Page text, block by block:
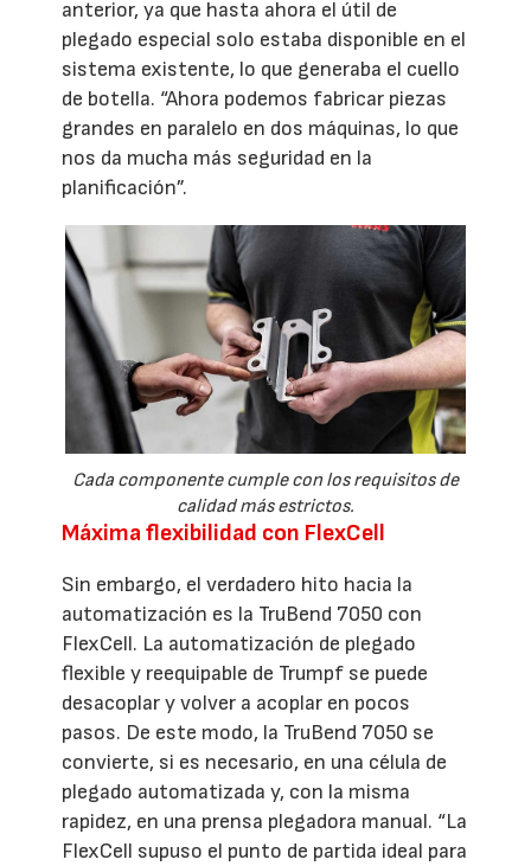
anterior, ya que hasta ahora el útil de
plegado especial solo estaba disponible en el
sistema existente, lo que generaba el cuello
de botella. “Ahora podemos fabricar piezas
grandes en paralelo en dos máquinas, lo que
nos da mucha más seguridad en la
planificación”.
Cada componente cumple con los requisitos de
calidad más estrictos.
Máxima flexibilidad con FlexCell
Sin embargo, el verdadero hito hacia la
automatización es la TruBend 7050 con
FlexCell. La automatización de plegado
flexible y reequipable de Trumpf se puede
desacoplar y volver a acoplar en pocos
pasos. De este modo, la TruBend 7050 se
convierte, si es necesario, en una célula de
plegado automatizada y, con la misma
rapidez, en una prensa plegadora manual. “La
FlexCell supuso el punto de partida ideal para